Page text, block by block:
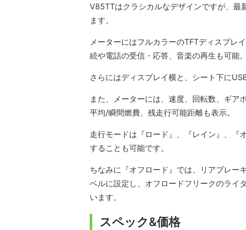
V85TTはクラシカルなデザインですが、最
ます。
メーターにはフルカラーのTFTディスプレ
続や電話の受信・応答、音楽の再生も可能。
さらにはディスプレイ横と、シート下に
また、メーターには、速度、回転数、ギア
平均/瞬間燃費、残走行可能距離も表示。
走行モードは『ロード』、『レイン』、『
することも可能です。
ちなみに『オフロード』では、リアブレー
ベルに設定し、オフロードフリークのライ
います。
スペック&価格